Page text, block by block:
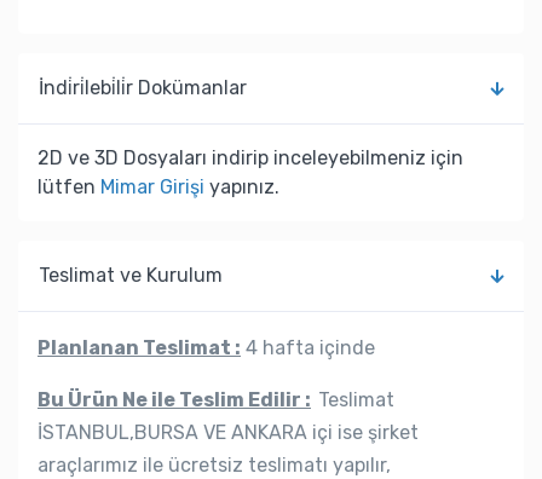
İndi̇ri̇lebi̇li̇r Dokümanlar
2D ve 3D Dosyaları indirip inceleyebilmeniz için
lütfen Mimar Girişi yapınız.
Teslimat ve Kurulum
Planlanan Teslimat : 4 hafta içinde
Bu Ürün Ne ile Teslim Edilir : Teslimat
İSTANBUL,BURSA VE ANKARA içi ise şirket
araçlarımız ile ücretsiz teslimatı yapılır,